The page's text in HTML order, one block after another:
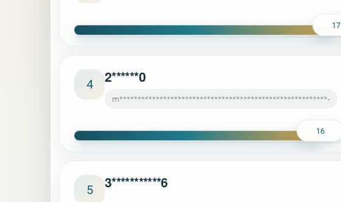
17
4 2******0
m*********************************************************-
16
5 3***********6